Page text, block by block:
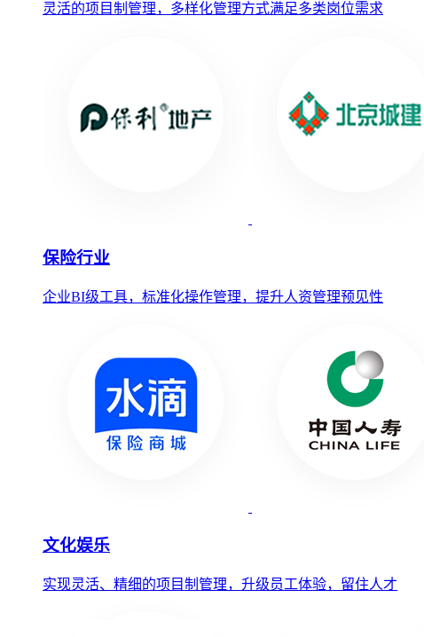
灵活的项目制管理，多样化管理方式满足多类岗位需求
保险行业
企业BI级工具，标准化操作管理，提升人资管理预见性
文化娱乐
实现灵活、精细的项目制管理，升级员工体验，留住人才